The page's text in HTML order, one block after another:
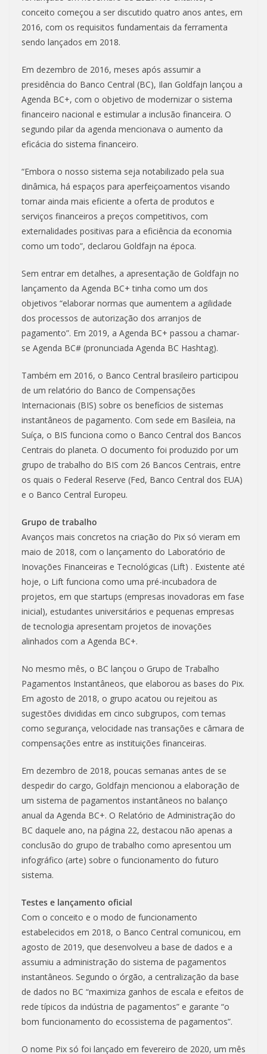
conceito começou a ser discutido quatro anos antes, em
2016, com os requisitos fundamentais da ferramenta
sendo lançados em 2018.
Em dezembro de 2016, meses após assumir a
presidência do Banco Central (BC), Ilan Goldfajn lançou a
Agenda BC+, com o objetivo de modernizar o sistema
financeiro nacional e estimular a inclusão financeira. O
segundo pilar da agenda mencionava o aumento da
eficácia do sistema financeiro.
“Embora o nosso sistema seja notabilizado pela sua
dinâmica, há espaços para aperfeiçoamentos visando
tornar ainda mais eficiente a oferta de produtos e
serviços financeiros a preços competitivos, com
externalidades positivas para a eficiência da economia
como um todo”, declarou Goldfajn na época.
Sem entrar em detalhes, a apresentação de Goldfajn no
lançamento da Agenda BC+ tinha como um dos
objetivos “elaborar normas que aumentem a agilidade
dos processos de autorização dos arranjos de
pagamento”. Em 2019, a Agenda BC+ passou a chamar-
se Agenda BC# (pronunciada Agenda BC Hashtag).
Também em 2016, o Banco Central brasileiro participou
de um relatório do Banco de Compensações
Internacionais (BIS) sobre os benefícios de sistemas
instantâneos de pagamento. Com sede em Basileia, na
Suíça, o BIS funciona como o Banco Central dos Bancos
Centrais do planeta. O documento foi produzido por um
grupo de trabalho do BIS com 26 Bancos Centrais, entre
os quais o Federal Reserve (Fed, Banco Central dos EUA)
e o Banco Central Europeu.
Grupo de trabalho
Avanços mais concretos na criação do Pix só vieram em
maio de 2018, com o lançamento do Laboratório de
Inovações Financeiras e Tecnológicas (Lift) . Existente até
hoje, o Lift funciona como uma pré-incubadora de
projetos, em que startups (empresas inovadoras em fase
inicial), estudantes universitários e pequenas empresas
de tecnologia apresentam projetos de inovações
alinhados com a Agenda BC+.
No mesmo mês, o BC lançou o Grupo de Trabalho
Pagamentos Instantâneos, que elaborou as bases do Pix.
Em agosto de 2018, o grupo acatou ou rejeitou as
sugestões divididas em cinco subgrupos, com temas
como segurança, velocidade nas transações e câmara de
compensações entre as instituições financeiras.
Em dezembro de 2018, poucas semanas antes de se
despedir do cargo, Goldfajn mencionou a elaboração de
um sistema de pagamentos instantâneos no balanço
anual da Agenda BC+. O Relatório de Administração do
BC daquele ano, na página 22, destacou não apenas a
conclusão do grupo de trabalho como apresentou um
infográfico (arte) sobre o funcionamento do futuro
sistema.
Testes e lançamento oficial
Com o conceito e o modo de funcionamento
estabelecidos em 2018, o Banco Central comunicou, em
agosto de 2019, que desenvolveu a base de dados e a
assumiu a administração do sistema de pagamentos
instantâneos. Segundo o órgão, a centralização da base
de dados no BC “maximiza ganhos de escala e efeitos de
rede típicos da indústria de pagamentos” e garante “o
bom funcionamento do ecossistema de pagamentos”.
O nome Pix só foi lançado em fevereiro de 2020, um mês